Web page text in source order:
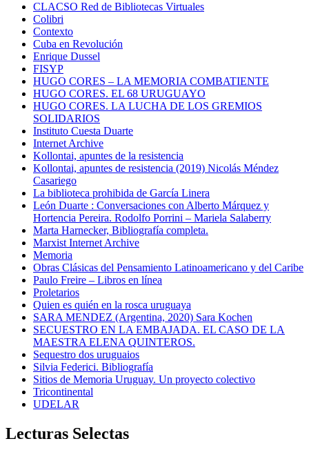
CLACSO Red de Bibliotecas Virtuales
Colibri
Contexto
Cuba en Revolución
Enrique Dussel
FISYP
HUGO CORES – LA MEMORIA COMBATIENTE
HUGO CORES. EL 68 URUGUAYO
HUGO CORES. LA LUCHA DE LOS GREMIOS
SOLIDARIOS
Instituto Cuesta Duarte
Internet Archive
Kollontai, apuntes de la resistencia
Kollontai, apuntes de resistencia (2019) Nicolás Méndez
Casariego
La biblioteca prohibida de García Linera
León Duarte : Conversaciones con Alberto Márquez y
Hortencia Pereira. Rodolfo Porrini – Mariela Salaberry
Marta Harnecker, Bibliografía completa.
Marxist Internet Archive
Memoria
Obras Clásicas del Pensamiento Latinoamericano y del Caribe
Paulo Freire – Libros en línea
Proletarios
Quien es quién en la rosca uruguaya
SARA MENDEZ (Argentina, 2020) Sara Kochen
SECUESTRO EN LA EMBAJADA. EL CASO DE LA
MAESTRA ELENA QUINTEROS.
Sequestro dos uruguaios
Silvia Federici. Bibliografía
Sitios de Memoria Uruguay. Un proyecto colectivo
Tricontinental
UDELAR
Lecturas Selectas